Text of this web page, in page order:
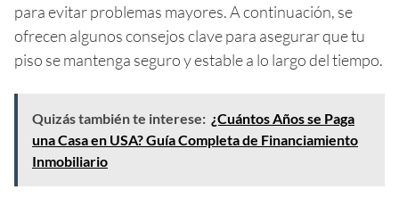
para evitar problemas mayores. A continuación, se
ofrecen algunos consejos clave para asegurar que tu
piso se mantenga seguro y estable a lo largo del tiempo.
Quizás también te interese: ¿Cuántos Años se Paga
una Casa en USA? Guía Completa de Financiamiento
Inmobiliario